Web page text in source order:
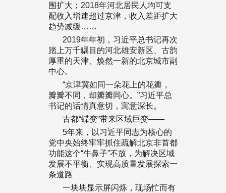
围扩大；2018年河北居民人均可支
配收入增速超过京津，收入差距扩大
趋势减缓……
2019年年初，习近平总书记再次
踏上万千瞩目的河北雄安新区、古韵
厚重的天津、焕然一新的北京城市副
中心。
“京津冀如同一朵花上的花瓣，
瓣瓣不同，却瓣瓣同心。”习近平总
书记的话情真意切，寓意深长。
古都“蝶变”带来区域巨变——
5年来，以习近平同志为核心的
党中央始终牢牢抓住疏解北京非首都
功能这个“牛鼻子”不放，为解决区域
发展不平衡、实现高质量发展探索一
条道路
一块块显示屏闪烁，现场忙而有